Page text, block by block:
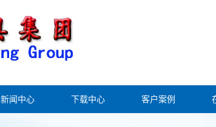
新闻中心 下载中心 客户案例